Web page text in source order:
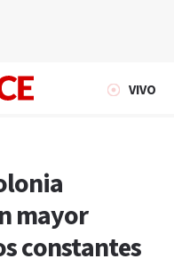
VIVO
mayor
constantes